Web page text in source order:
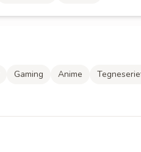
Gaming Anime